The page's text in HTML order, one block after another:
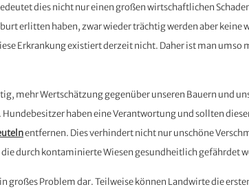
dies nicht nur einen großen wirtschaftlichen
erlitten haben, zwar wieder trächtig werden aber keine
Erkrankung existiert derzeit nicht. Daher ist man umso
mehr Wertschätzung gegenüber unseren Bauern und
haben eine Verantwortung und sollten
entfernen. Dies verhindert nicht nur unschöne
durch kontaminierte Wiesen gesundheitlich gefährdet
großes Problem dar. Teilweise können Landwirte die